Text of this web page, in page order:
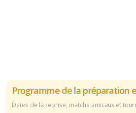
Programme de la préparation
Dates de la reprise, matchs amicaux et